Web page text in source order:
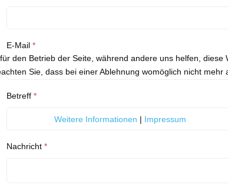
E-Mail*
Betreff*
Nachricht*
den Betrieb der Seite, während andere uns helfen,
Sie, dass bei einer Ablehnung womöglich nicht mehr
Weitere Informationen | Impressum